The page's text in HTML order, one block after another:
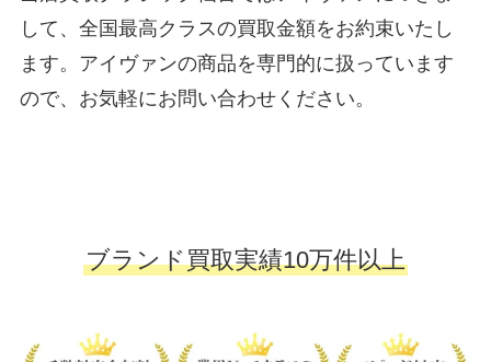
して、全国最高クラスの買取金額をお約束いたし
ます。アイヴァンの商品を専門的に扱っています
ので、お気軽にお問い合わせください。
ブランド買取実績10万件以上